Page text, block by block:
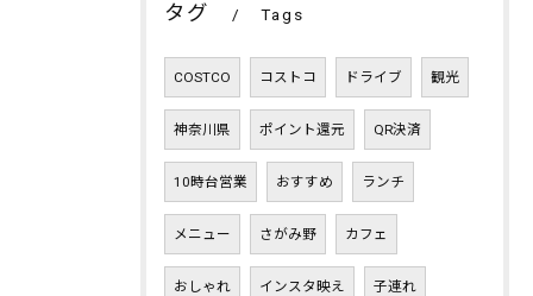
タグ Tags
COSTCO コストコ ドライブ 観光
神奈川県 ポイント還元 QR決済
10時台営業 おすすめ ランチ
メニュー さがみ野 カフェ
おしゃれ インスタ映え 子連れ